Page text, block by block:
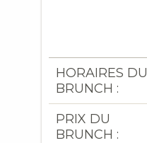
HORAIRES DU
BRUNCH :
PRIX DU
BRUNCH :